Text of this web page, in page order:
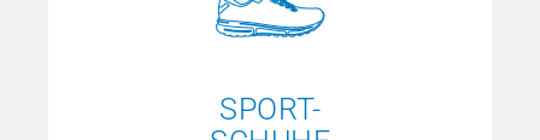
BUSINESSSCHUHE
mehr erfahren
SPORT-